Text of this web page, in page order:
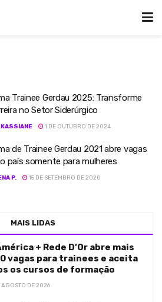
Trainee Gerdau 2025: Transforme
no Setor Siderúrgico
KASSIANE 1 DE OUTUBRO DE 2024
de Trainee Gerdau 2021 abre vagas
país somente para mulheres
P. 15 DE SETEMBRO DE 2020
MAIS LIDAS
+ Rede D’Or abre mais
vagas para trainees e aceita
os cursos de formação
AGOSTO DE 2026